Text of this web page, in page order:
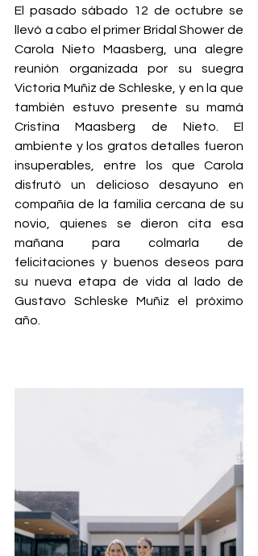
El pasado sábado 12 de octubre se
llevó a cabo el primer Bridal Shower de
Carola Nieto Maasberg, una alegre
reunión organizada por su suegra
Victoria Muñiz de Schleske, y en la que
también estuvo presente su mamá
Cristina Maasberg de Nieto. El
ambiente y los gratos detalles fueron
insuperables, entre los que Carola
disfrutó un delicioso desayuno en
compañía de la familia cercana de su
novio, quienes se dieron cita esa
mañana para colmarla de
felicitaciones y buenos deseos para
su nueva etapa de vida al lado de
Gustavo Schleske Muñiz el próximo
año.